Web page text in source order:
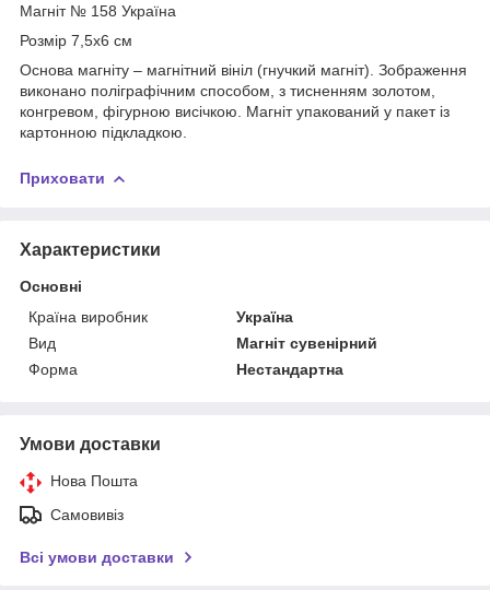
Магніт № 158 Україна
Розмір 7,5х6 см
Основа магніту – магнітний вініл (гнучкий магніт). Зображення
виконано поліграфічним способом, з тисненням золотом,
конгревом, фігурною висічкою. Магніт упакований у пакет із
картонною підкладкою.
Приховати
Характеристики
Основні
Країна виробник
Україна
Вид
Магніт сувенірний
Форма
Нестандартна
Умови доставки
Нова Пошта
Самовивіз
Всі умови доставки